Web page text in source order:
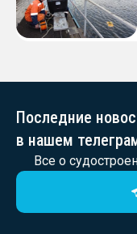
Последние
в нашем
Все о